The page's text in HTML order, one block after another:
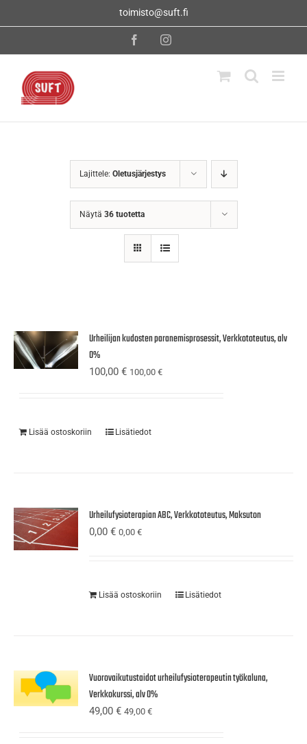
toimisto@suft.fi
FacebookInstagram
Lajittele: Oletusjärjestys
Näytä 36 tuotetta
Urheilijan kudosten paranemisprosessit, Verkkototeutus, alv
0%
100,00€ 100,00€
Lisää ostoskoriin Lisätiedot
Urheilufysioterapian ABC, Verkkototeutus, Maksuton
0,00€ 0,00€
Lisää ostoskoriin Lisätiedot
Vuorovaikutustaidot urheilufysioterapeutin työkaluna,
Verkkokurssi, alv 0%
49,00€ 49,00€